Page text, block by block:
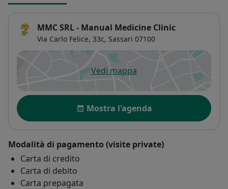
MMC SRL - Manual Medicine Clinic
Via Carlo Felice, 33c, Sassari 07100
Vedi mappasi apre in una nuova scheda
Disponibilità
Mostra l'agenda
Modalità di pagamento (visite private)
Carta di credito
Carta di debito
Carta prepagata